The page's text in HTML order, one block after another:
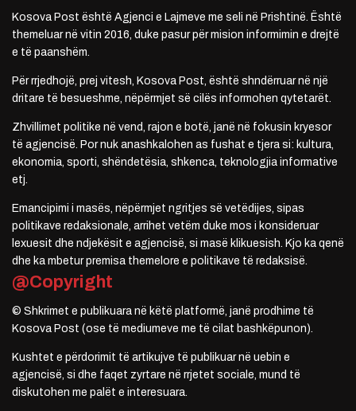
Kosova Post është Agjenci e Lajmeve me seli në Prishtinë. Është
themeluar në vitin 2016, duke pasur për mision informimin e drejtë
e të paanshëm.
Për rrjedhojë, prej vitesh, Kosova Post, është shndërruar në një
dritare të besueshme, nëpërmjet së cilës informohen qytetarët.
Zhvillimet politike në vend, rajon e botë, janë në fokusin kryesor
të agjencisë. Por nuk anashkalohen as fushat e tjera si: kultura,
ekonomia, sporti, shëndetësia, shkenca, teknologjia informative
etj.
Emancipimi i masës, nëpërmjet ngritjes së vetëdijes, sipas
politikave redaksionale, arrihet vetëm duke mos i konsideruar
lexuesit dhe ndjekësit e agjencisë, si masë klikuesish. Kjo ka qenë
dhe ka mbetur premisa themelore e politikave të redaksisë.
@Copyright
© Shkrimet e publikuara në këtë platformë, janë prodhime të
Kosova Post (ose të mediumeve me të cilat bashkëpunon).
Kushtet e përdorimit të artikujve të publikuar në uebin e
agjencisë, si dhe faqet zyrtare në rrjetet sociale, mund të
diskutohen me palët e interesuara.